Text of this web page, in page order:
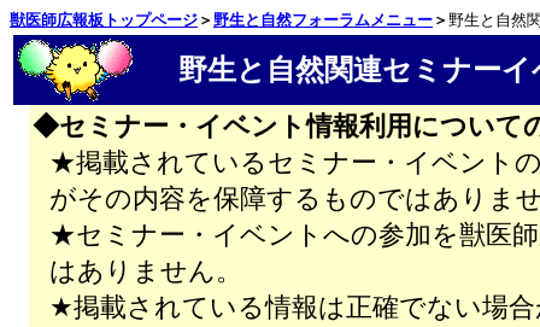
獣医師広報板トップページ ＞ 野生と自然フォーラムメニュー ＞ 野生と自然
野生と自然関連セミナー
◆セミナー・イベント情報利用について
★掲載されているセミナー・イベント
がその内容を保障するものではありま
★セミナー・イベントへの参加を獣医
はありません。
★掲載されている情報は正確でない場